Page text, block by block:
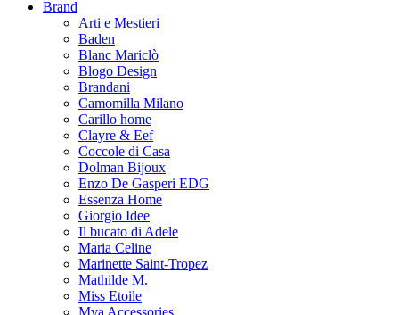
Brand
Arti e Mestieri
Baden
Blanc Mariclò
Blogo Design
Brandani
Camomilla Milano
Carillo home
Clayre & Eef
Coccole di Casa
Dolman Bijoux
Enzo De Gasperi EDG
Essenza Home
Giorgio Idee
Il bucato di Adele
Maria Celine
Marinette Saint-Tropez
Mathilde M.
Miss Etoile
Mya Accessories